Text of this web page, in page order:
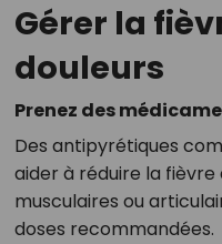
Gérer la
douleurs
Prenez des
Des antipyrétiques
aider à réduire la
musculaires ou
doses recommandées.